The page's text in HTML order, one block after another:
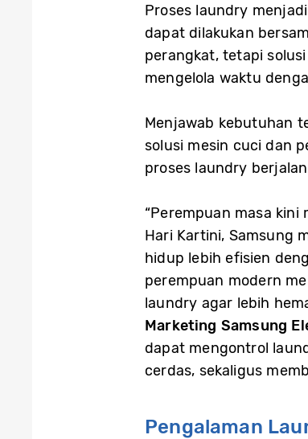
Proses laundry
dapat dilakukan
perangkat, tetapi
mengelola waktu
Menjawab kebutuhan
solusi mesin cuci dan
proses laundry
“Perempuan masa
Hari Kartini, Samsung
hidup lebih efisien
perempuan modern
laundry agar lebih
Marketing Samsung
dapat mengontrol
cerdas, sekaligus
Pengalaman